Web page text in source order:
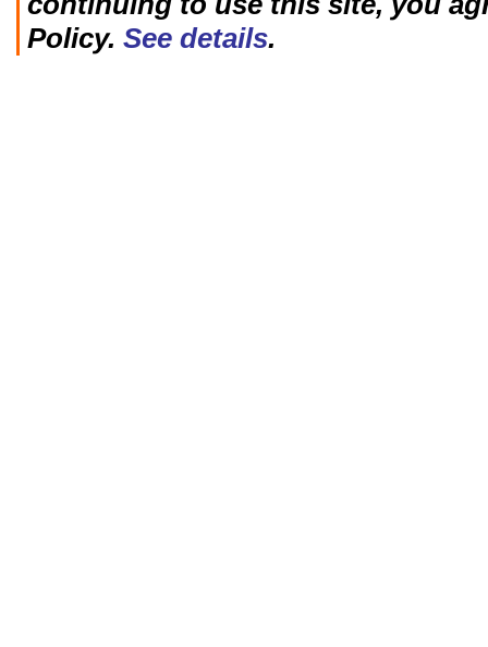
Policy. See details.